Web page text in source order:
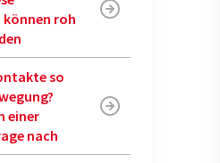
können roh
so
einer
nach